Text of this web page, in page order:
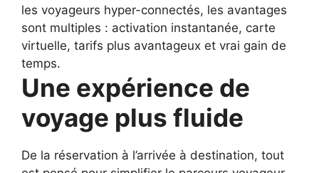
les voyageurs hyper-connectés, les avantages
sont multiples : activation instantanée, carte
virtuelle, tarifs plus avantageux et vrai gain de
temps.
Une expérience de
voyage plus fluide
De la réservation à l’arrivée à destination, tout